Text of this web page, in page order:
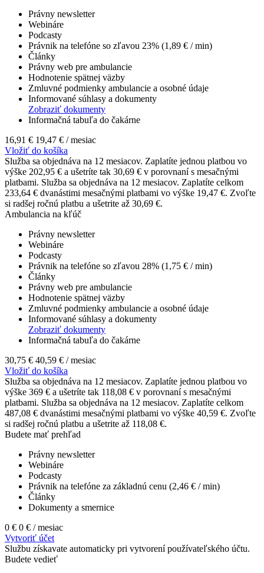
Právny newsletter
Webináre
Podcasty
Právnik na telefóne so zľavou 23% (1,89 € / min)
Články
Právny web pre ambulancie
Hodnotenie spätnej väzby
Zmluvné podmienky ambulancie a osobné údaje
Informované súhlasy a dokumenty
Zobraziť dokumenty
Informačná tabuľa do čakárne
16,91 € 19,47 € / mesiac
Vložiť do košíka
Služba sa objednáva na 12 mesiacov. Zaplatíte jednou platbou vo
výške 202,95 € a ušetríte tak 30,69 € v porovnaní s mesačnými
platbami. Služba sa objednáva na 12 mesiacov. Zaplatíte celkom
233,64 € dvanástimi mesačnými platbami vo výške 19,47 €. Zvoľte
si radšej ročnú platbu a ušetrite až 30,69 €.
Ambulancia na kľúč
Právny newsletter
Webináre
Podcasty
Právnik na telefóne so zľavou 28% (1,75 € / min)
Články
Právny web pre ambulancie
Hodnotenie spätnej väzby
Zmluvné podmienky ambulancie a osobné údaje
Informované súhlasy a dokumenty
Zobraziť dokumenty
Informačná tabuľa do čakárne
30,75 € 40,59 € / mesiac
Vložiť do košíka
Služba sa objednáva na 12 mesiacov. Zaplatíte jednou platbou vo
výške 369 € a ušetríte tak 118,08 € v porovnaní s mesačnými
platbami. Služba sa objednáva na 12 mesiacov. Zaplatíte celkom
487,08 € dvanástimi mesačnými platbami vo výške 40,59 €. Zvoľte
si radšej ročnú platbu a ušetrite až 118,08 €.
Budete mať prehľad
Právny newsletter
Webináre
Podcasty
Právnik na telefóne za základnú cenu (2,46 € / min)
Články
Dokumenty a smernice
0 € 0 € / mesiac
Vytvoriť účet
Službu získavate automaticky pri vytvorení používateľského účtu.
Budete vedieť